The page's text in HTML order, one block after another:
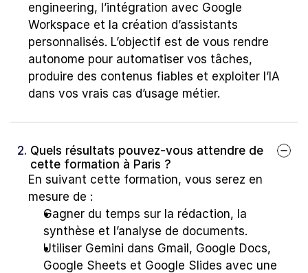
engineering, l’intégration avec Google
Workspace et la création d’assistants
personnalisés. L’objectif est de vous rendre
autonome pour automatiser vos tâches,
produire des contenus fiables et exploiter l’IA
dans vos vrais cas d’usage métier.
2. Quels résultats pouvez-vous attendre de
cette formation à Paris ?
En suivant cette formation, vous serez en
mesure de :
Gagner du temps sur la rédaction, la
synthèse et l’analyse de documents.
Utiliser Gemini dans Gmail, Google Docs,
Google Sheets et Google Slides avec une